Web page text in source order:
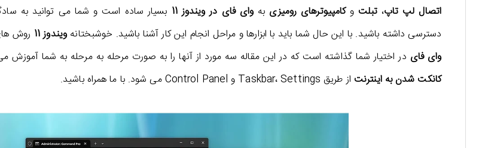
اتصال لپ تاپ،تبلت وکامپیوترهای رومیزی بهوای فای در ویندوز 11
بسیار ساده است و شما می توانید به
دسترسی داشته باشید. با این حال شما باید با ابزارها و مراحل انجام این کار آشنا باشید. خوشبختانهویندوز 11 روش
وای فای در اختیار شما گذاشته است که در این مقاله سه مورد از آنها را به صورت مرحله به مرحله به شما
کانکت شدن به اینترنت از طریق Taskbar، Settings و Control Panel می شود. با ما همراه باشید.